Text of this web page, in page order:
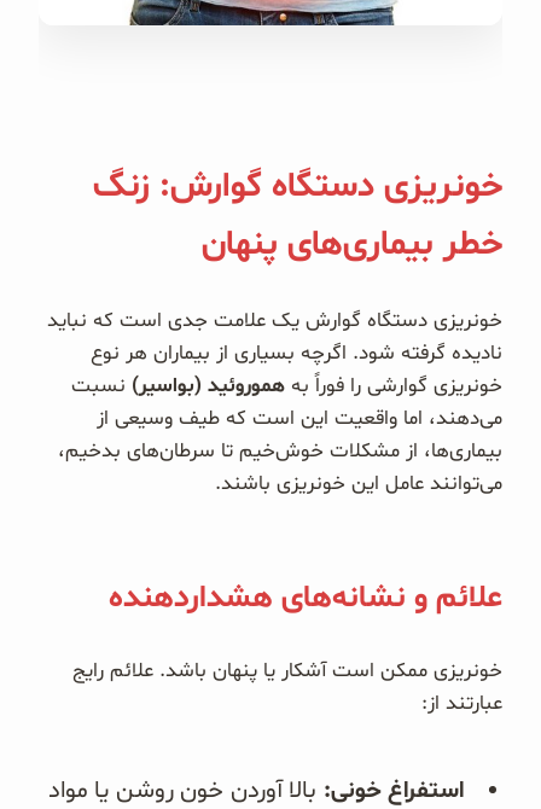
غلات و دانه‌های سالم
پک سلامتی OAB
کتاب‌های OAB
وبلاگ
خونریزی دستگاه گوارش: زنگ
خطر بیماری‌های پنهان
خونریزی دستگاه گوارش یک علامت جدی است که نباید
نادیده گرفته شود. اگرچه بسیاری از بیماران هر نوع
خونریزی گوارشی را فوراً به هموروئید (بواسیر) نسبت
می‌دهند، اما واقعیت این است که طیف وسیعی از
بیماری‌ها، از مشکلات خوش‌خیم تا سرطان‌های بدخیم،
می‌توانند عامل این خونریزی باشند.
علائم و نشانه‌های هشداردهنده
خونریزی ممکن است آشکار یا پنهان باشد. علائم رایج
عبارتند از:
استفراغ خونی: بالا آوردن خون روشن یا مواد